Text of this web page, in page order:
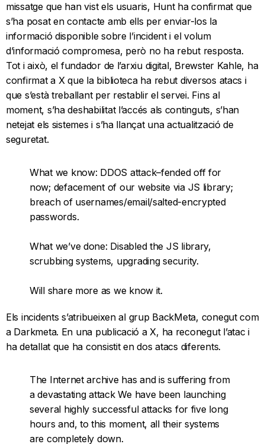
missatge que han vist els usuaris, Hunt ha confirmat que
s’ha posat en contacte amb ells per enviar-los la
informació disponible sobre l’incident i el volum
d’informació compromesa, però no ha rebut resposta.
Tot i això, el fundador de l’arxiu digital, Brewster Kahle, ha
confirmat a X que la biblioteca ha rebut diversos atacs i
que s’està treballant per restablir el servei. Fins al
moment, s’ha deshabilitat l’accés als continguts, s’han
netejat els sistemes i s’ha llançat una actualització de
seguretat.
What we know: DDOS attack–fended off for
now; defacement of our website via JS library;
breach of usernames/email/salted-encrypted
passwords.
What we’ve done: Disabled the JS library,
scrubbing systems, upgrading security.
Will share more as we know it.
— Brewster Kahle (@brewster_kahle)
October 10, 2024
Els incidents s’atribueixen al grup BackMeta, conegut com
a Darkmeta. En una publicació a X, ha reconegut l’atac i
ha detallat que ha consistit en dos atacs diferents.
The Internet archive has and is suffering from
a devastating attack We have been launching
several highly successful attacks for five long
hours and, to this moment, all their systems
are completely down.